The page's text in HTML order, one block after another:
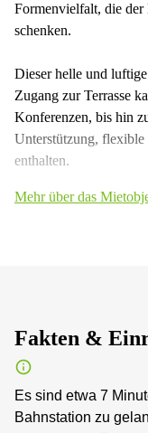
Formenvielfalt, die
schenken.
Dieser helle und
Zugang zur Terrasse
Konferenzen, bis hin
Unterstützung,
enthalten.
Mehr über das
Fakten &
Es sind etwa 7
Bahnstation zu